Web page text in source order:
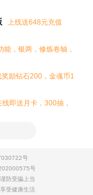
上线送648元充值
能，银两，修炼卷轴，
励钻石200，金魂币1
即送月卡，300抽，
号
号
防受骗上当
受健康生活